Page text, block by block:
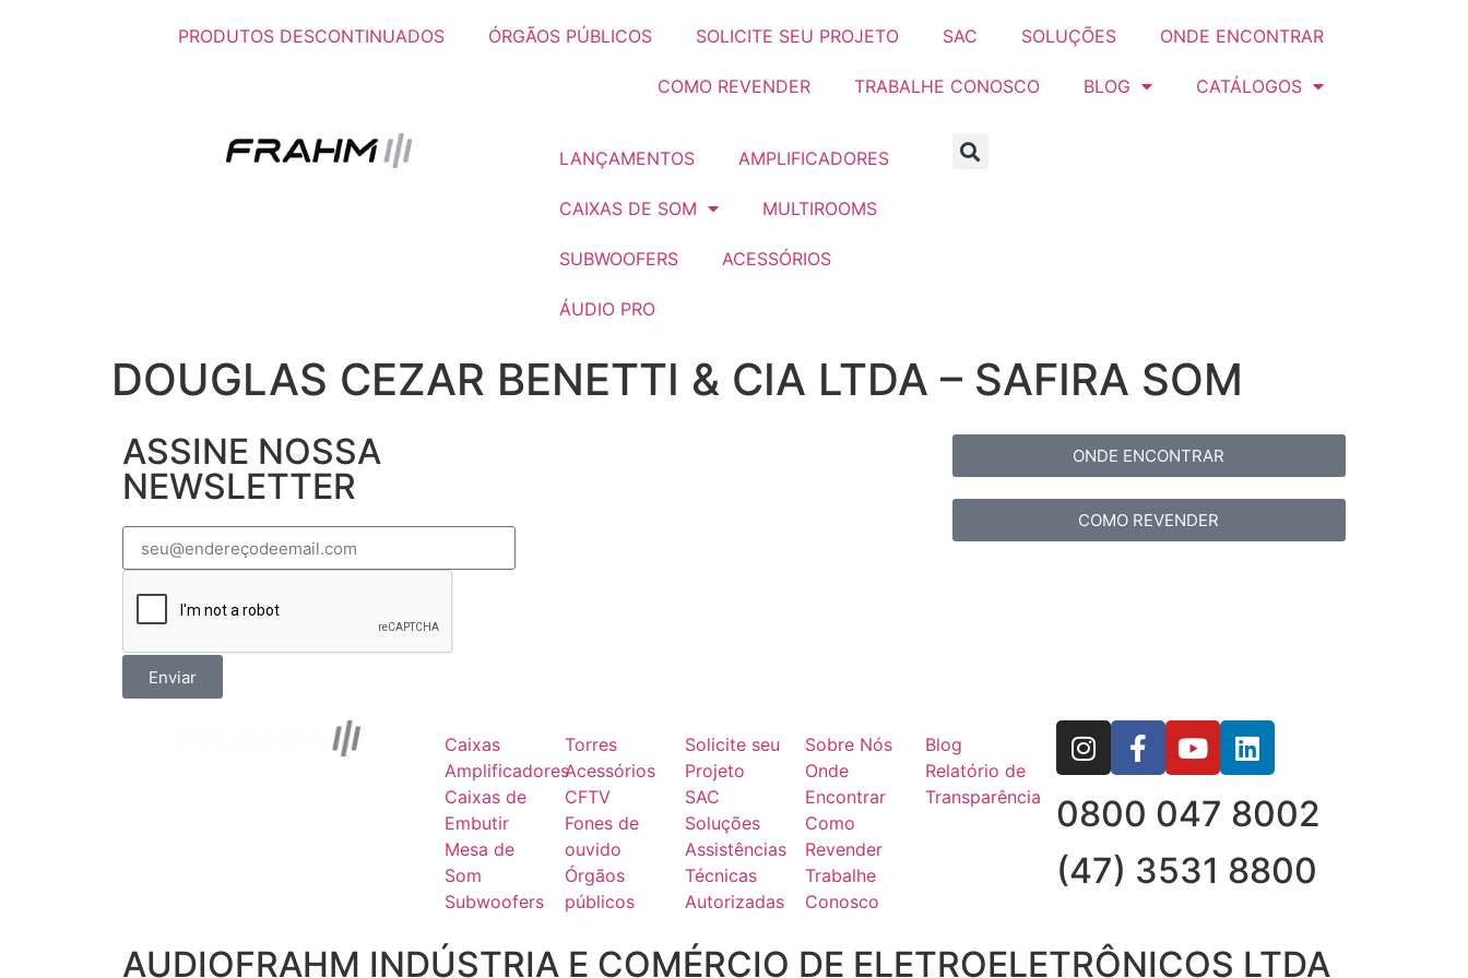
PRODUTOS DESCONTINUADOS ÓRGÃOS PÚBLICOS SOLICITE SEU PROJETO SAC SOLUÇÕES ONDE ENCONTRAR
COMO REVENDER TRABALHE CONOSCO BLOG CATÁLOGOS
LANÇAMENTOS AMPLIFICADORES
CAIXAS DE SOM MULTIROOMS
SUBWOOFERS ACESSÓRIOS
ÁUDIO PRO
DOUGLAS CEZAR BENETTI & CIA LTDA – SAFIRA SOM
ASSINE NOSSA
NEWSLETTER
Enviar
ONDE ENCONTRAR
COMO REVENDER
Caixas
Amplificadores
Caixas de
Embutir
Mesa de
Som
Subwoofers
Torres
Acessórios
CFTV
Fones de
ouvido
Órgãos
públicos
Solicite seu
Projeto
SAC
Soluções
Assistências
Técnicas
Autorizadas
Sobre Nós
Onde
Encontrar
Como
Revender
Trabalhe
Conosco
Blog
Relatório de
Transparência
0800 047 8002
(47) 3531 8800
AUDIOFRAHM INDÚSTRIA E COMÉRCIO DE ELETROELETRÔNICOS LTDA